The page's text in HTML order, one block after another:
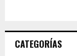
CATEGORÍAS